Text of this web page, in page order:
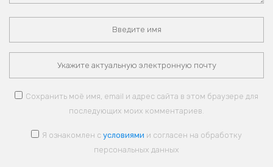
Сохранить моё имя, email и адрес сайта в этом браузере для
последующих моих комментариев.
Я ознакомлен с условиями и согласен на обработку
персональных данных